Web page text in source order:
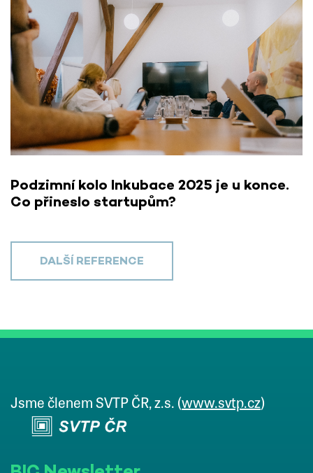
Podzimní kolo Inkubace 2025 je u konce.
Co přineslo startupům?
DALŠÍ REFERENCE
Jsme členem SVTP ČR, z.s. (www.svtp.cz)